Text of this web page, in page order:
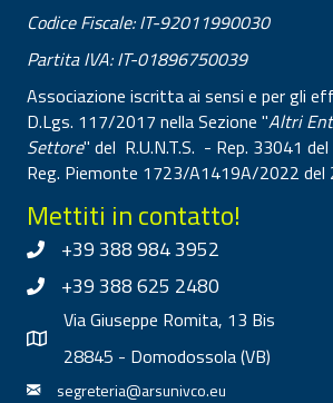
Codice Fiscale: IT-92011990030
Partita IVA: IT-01896750039
Associazione iscritta ai sensi e per gli
D.Lgs. 117/2017 nella Sezione "Altri
Settore" del R.U.N.T.S. - Rep. 33041
Reg. Piemonte 1723/A1419A/2022 del
Mettiti in contatto!
+39 388 984 3952
+39 388 625 2480
Via Giuseppe Romita, 13 Bis
28845 - Domodossola (VB)
segreteria@arsunivco.eu